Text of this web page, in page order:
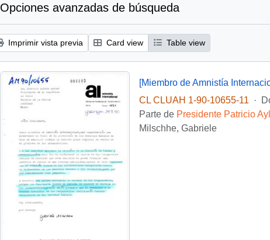
Opciones avanzadas de búsqueda
Imprimir vista previa Card view Table view
CL CLUAH 1-90-10655-11
·
Parte de Presidente Patricio
Milschhe, Gabriele